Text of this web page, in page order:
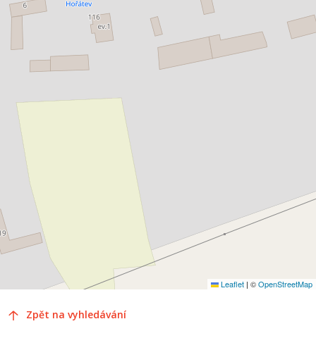
Leaflet | ©OpenStreetMap
Zpět na vyhledávání